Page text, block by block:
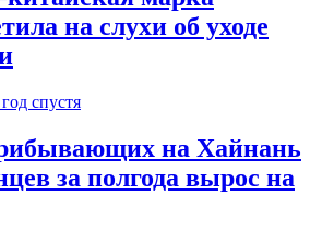
на слухи об уходе
спустя
на Хайнань
за полгода вырос на